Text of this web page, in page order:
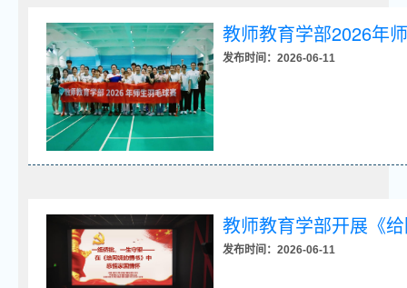
教师教育学部2026年
发布时间：2026-06-11
教师教育学部开展《
发布时间：2026-06-11